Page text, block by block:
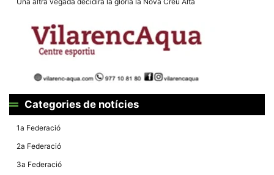
Categories de notícies
1a Federació
2a Federació
3a Federació
aquestes
funcionalitats
desapareixeran
del lloc web.
En compartir
interessos i